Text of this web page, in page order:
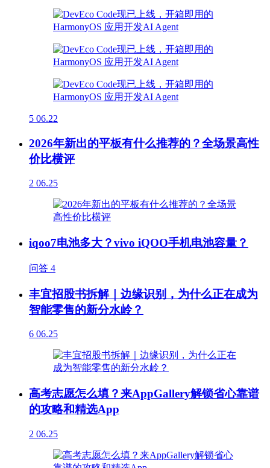
5 06.22
2026年新出的平板有什么推荐的？全场景高性
价比横评
2 06.25
iqoo7电池多大？vivo iQOO手机电池容量？
问答 4
丰宜招股书拆解｜边缘识别，为什么正在成为
智能零售的新分水岭？
6 06.25
高考志愿怎么填？来AppGallery解锁省心靠谱
的攻略和精选App
2 06.25